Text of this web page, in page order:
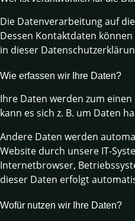
Die Datenverarbeitung auf
Dessen Kontaktdaten
in dieser
Wie erfassen wir Ihre Daten?
Ihre Daten werden zum
kann es sich z. B. um Daten
Andere Daten werden
Website durch unsere IT-
Internetbrowser,
dieser Daten erfolgt
Wofür nutzen wir Ihre Daten?